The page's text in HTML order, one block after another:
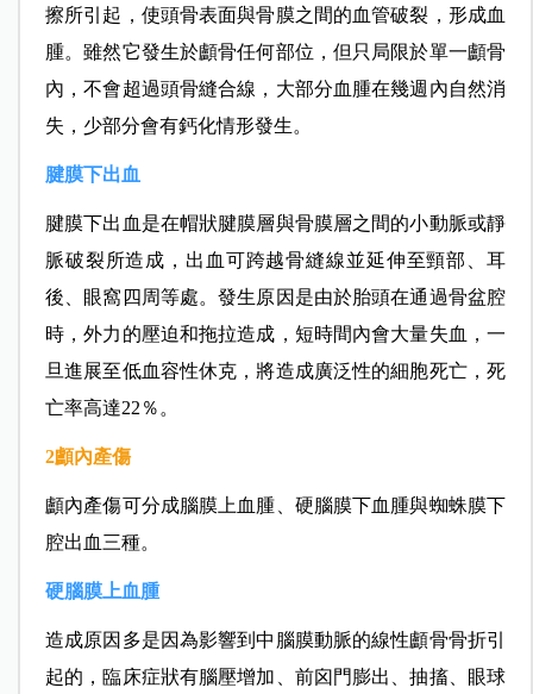
擦所引起，使頭骨表面與骨膜之間的血管破裂，形成血
腫。雖然它發生於顱骨任何部位，但只局限於單一顱骨
內，不會超過頭骨縫合線，大部分血腫在幾週內自然消
失，少部分會有鈣化情形發生。
腱膜下出血
腱膜下出血是在帽狀腱膜層與骨膜層之間的小動脈或靜
脈破裂所造成，出血可跨越骨縫線並延伸至頸部、耳
後、眼窩四周等處。發生原因是由於胎頭在通過骨盆腔
時，外力的壓迫和拖拉造成，短時間內會大量失血，一
旦進展至低血容性休克，將造成廣泛性的細胞死亡，死
亡率高達22％。
2顱內產傷
顱內產傷可分成腦膜上血腫、硬腦膜下血腫與蜘蛛膜下
腔出血三種。
硬腦膜上血腫
造成原因多是因為影響到中腦膜動脈的線性顱骨骨折引
起的，臨床症狀有腦壓增加、前囟門膨出、抽搐、眼球